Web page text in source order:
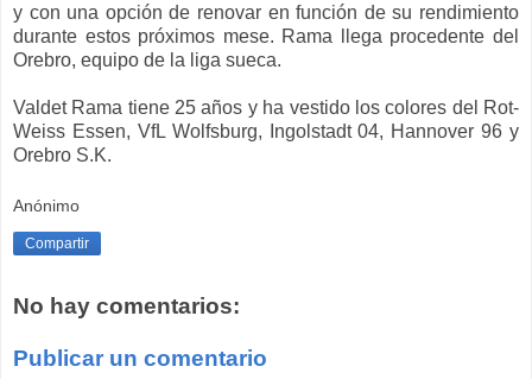
y con una opción de renovar en función de su rendimiento
durante estos próximos mese. Rama llega procedente del
Orebro, equipo de la liga sueca.
Valdet Rama tiene 25 años y ha vestido los colores del Rot-
Weiss Essen, VfL Wolfsburg, Ingolstadt 04, Hannover 96 y
Orebro S.K.
Anónimo
Compartir
No hay comentarios:
Publicar un comentario